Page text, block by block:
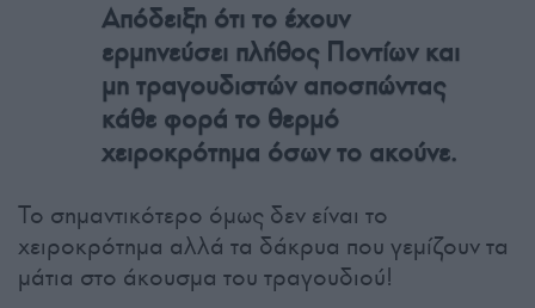
Απόδειξη ότι το έχουν
ερμηνεύσει πλήθος Ποντίων και
μη τραγουδιστών αποσπώντας
κάθε φορά το θερμό
χειροκρότημα όσων το ακούνε.
Το σημαντικότερο όμως δεν είναι το
χειροκρότημα αλλά τα δάκρυα που γεμίζουν τα
μάτια στο άκουσμα του τραγουδιού!